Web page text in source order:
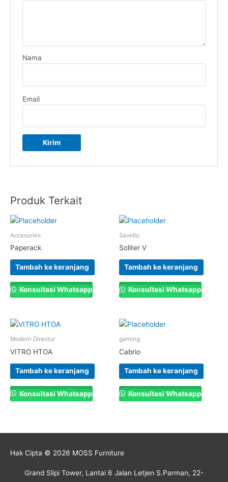
Nama
Email
Produk Terkait
Accesories
Paperack
Tambah ke keranjang
Konsultasi Whatsapp
Savello
Soliter V
Tambah ke keranjang
Konsultasi Whatsapp
Modern Directur
VITRO HTOA
Tambah ke keranjang
Konsultasi Whatsapp
gaming
Cabrio
Tambah ke keranjang
Konsultasi Whatsapp
Hak Cipta © 2026 MOSS Furniture
Grand Slipi Tower, Lantai 6 Jalan Letjen S.Parman, 22-